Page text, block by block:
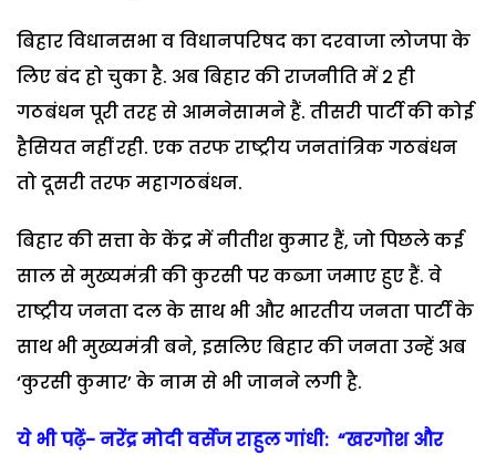
बिहार विधानसभा व विधानपरिषद का दरवाजा लोजपा के
लिए बंद हो चुका है. अब बिहार की राजनीति में 2 ही
गठबंधन पूरी तरह से आमनेसामने हैं. तीसरी पार्टी की कोई
हैसियत नहीं रही. एक तरफ राष्ट्रीय जनतांत्रिक गठबंधन
तो दूसरी तरफ महागठबंधन.
बिहार की सत्ता के केंद्र में नीतीश कुमार हैं, जो पिछले कई
साल से मुख्यमंत्री की कुरसी पर कब्जा जमाए हुए हैं. वे
राष्ट्रीय जनता दल के साथ भी और भारतीय जनता पार्टी के
साथ भी मुख्यमंत्री बने, इसलिए बिहार की जनता उन्हें अब
‘कुरसी कुमार’ के नाम से भी जानने लगी है.
ये भी पढ़ें- नरेंद्र मोदी वर्सेज राहुल गांधी: “खरगोश और